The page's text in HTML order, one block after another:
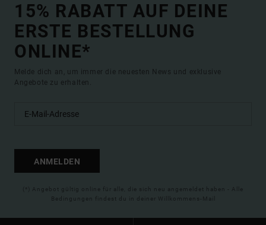
15% RABATT AUF DEINE
ERSTE BESTELLUNG
ONLINE*
Melde dich an, um immer die neuesten News und exklusive
Angebote zu erhalten.
ANMELDEN
(*) Angebot gültig online für alle, die sich neu angemeldet haben - Alle
Bedingungen findest du in deiner Willkommens-Mail